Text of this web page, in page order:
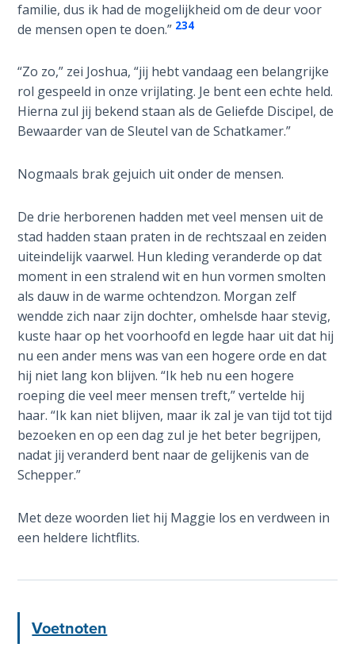
- Book 7
Revelation
- Book 8
Daniel's
Restoration
of All
Things
Old and
New
Covenant
Marriage
The
Judgments
of the
Divine Law
The Bible
Divorce
and
Who
familie, dus ik had de mogelijkheid om de deur voor
de mensen open te doen.” 234
“Zo zo,” zei Joshua, “jij hebt vandaag een belangrijke
rol gespeeld in onze vrijlating. Je bent een echte held.
Hierna zul jij bekend staan als de Geliefde Discipel, de
Bewaarder van de Sleutel van de Schatkamer.”
Nogmaals brak gejuich uit onder de mensen.
De drie herborenen hadden met veel mensen uit de
stad hadden staan praten in de rechtszaal en zeiden
uiteindelijk vaarwel. Hun kleding veranderde op dat
moment in een stralend wit en hun vormen smolten
als dauw in de warme ochtendzon. Morgan zelf
wendde zich naar zijn dochter, omhelsde haar stevig,
kuste haar op het voorhoofd en legde haar uit dat hij
nu een ander mens was van een hogere orde en dat
hij niet lang kon blijven. “Ik heb nu een hogere
roeping die veel meer mensen treft,” vertelde hij
haar. “Ik kan niet blijven, maar ik zal je van tijd tot tijd
bezoeken en op een dag zul je het beter begrijpen,
nadat jij veranderd bent naar de gelijkenis van de
Schepper.”
Met deze woorden liet hij Maggie los en verdween in
een heldere lichtflits.
Voetnoten